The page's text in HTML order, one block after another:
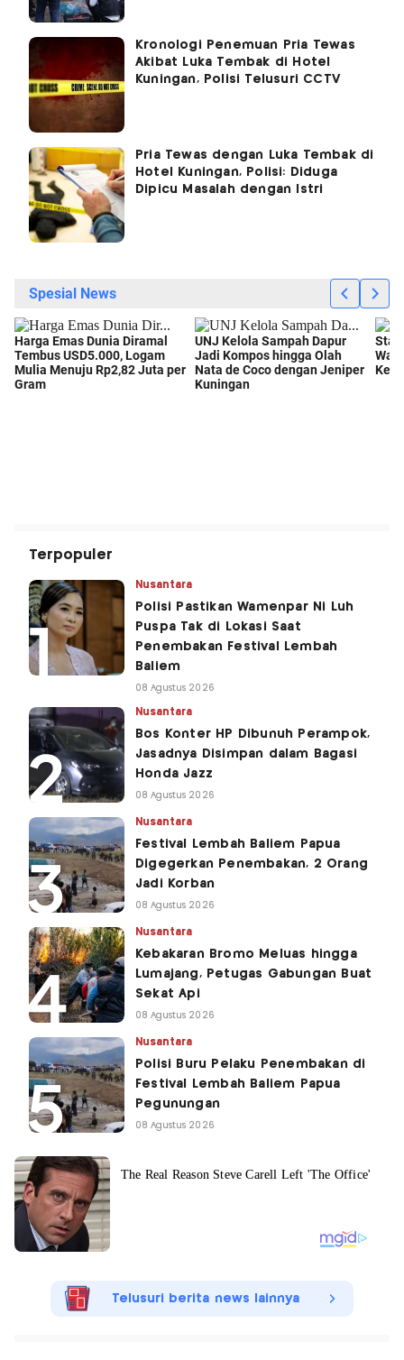
Kronologi Penemuan Pria Tewas
Akibat Luka Tembak di Hotel
Kuningan, Polisi Telusuri CCTV
Pria Tewas dengan Luka Tembak di
Hotel Kuningan, Polisi: Diduga
Dipicu Masalah dengan Istri
Terpopuler
Nusantara
Polisi Pastikan Wamenpar Ni Luh
Puspa Tak di Lokasi Saat
Penembakan Festival Lembah
Baliem
08 Agustus 2026
Nusantara
Bos Konter HP Dibunuh Perampok,
Jasadnya Disimpan dalam Bagasi
Honda Jazz
08 Agustus 2026
Nusantara
Festival Lembah Baliem Papua
Digegerkan Penembakan, 2 Orang
Jadi Korban
08 Agustus 2026
Nusantara
Kebakaran Bromo Meluas hingga
Lumajang, Petugas Gabungan Buat
Sekat Api
08 Agustus 2026
Nusantara
Polisi Buru Pelaku Penembakan di
Festival Lembah Baliem Papua
Pegunungan
08 Agustus 2026
Telusuri berita news lainnya